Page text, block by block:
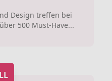
Design treffen bei
500 Must-Have...